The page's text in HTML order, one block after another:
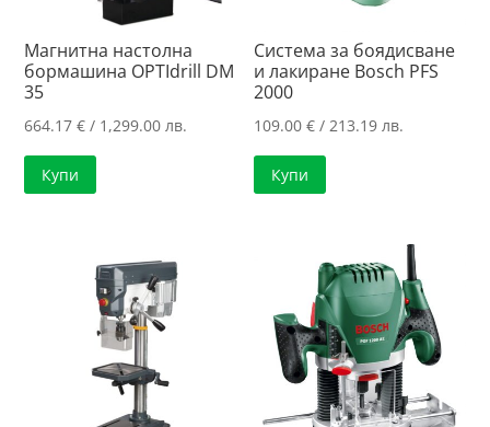
Магнитна настолна
бормашина OPTIdrill DM
35
664.17€ / 1,299.00 лв.
Купи
Система за боядисване
и лакиране Bosch PFS
2000
109.00€ / 213.19 лв.
Купи